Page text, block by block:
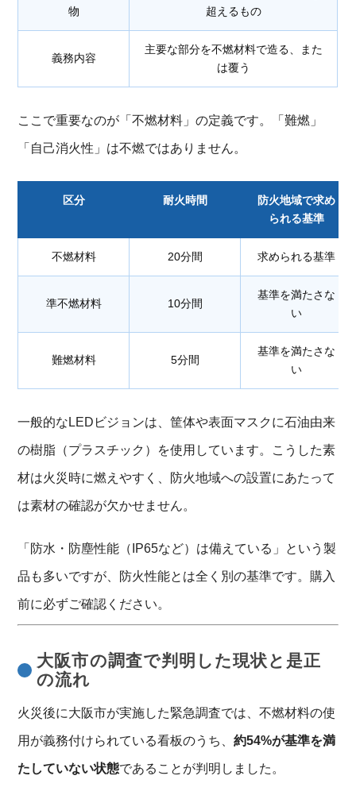
物
超えるもの
義務内容
主要な部分を不燃材料で造る、また
は覆う
ここで重要なのが「不燃材料」の定義です。「難燃」
「自己消火性」は不燃ではありません。
区分 耐火時間
防火地域で求め
られる基準
不燃材料 20分間 求められる基準
準不燃材料 10分間
基準を満たさな
い
難燃材料 5分間
基準を満たさな
い
一般的なLEDビジョンは、筐体や表面マスクに石油由来
の樹脂（プラスチック）を使用しています。こうした素
材は火災時に燃えやすく、防火地域への設置にあたって
は素材の確認が欠かせません。
「防水・防塵性能（IP65など）は備えている」という製
品も多いですが、防火性能とは全く別の基準です。購入
前に必ずご確認ください。
大阪市の調査で判明した現状と是正
の流れ
火災後に大阪市が実施した緊急調査では、不燃材料の使
用が義務付けられている看板のうち、約54%が基準を満
たしていない状態であることが判明しました。